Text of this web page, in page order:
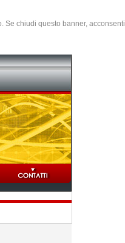
Se chiudi questo banner, acconsenti